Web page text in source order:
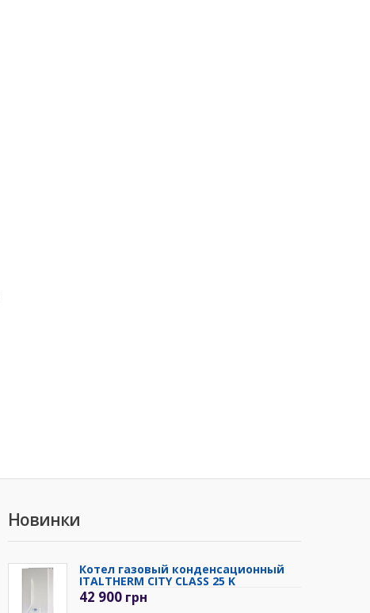
Новинки
Котел газовый конденсационный
ITALTHERM CITY CLASS 25 K
42 900 грн